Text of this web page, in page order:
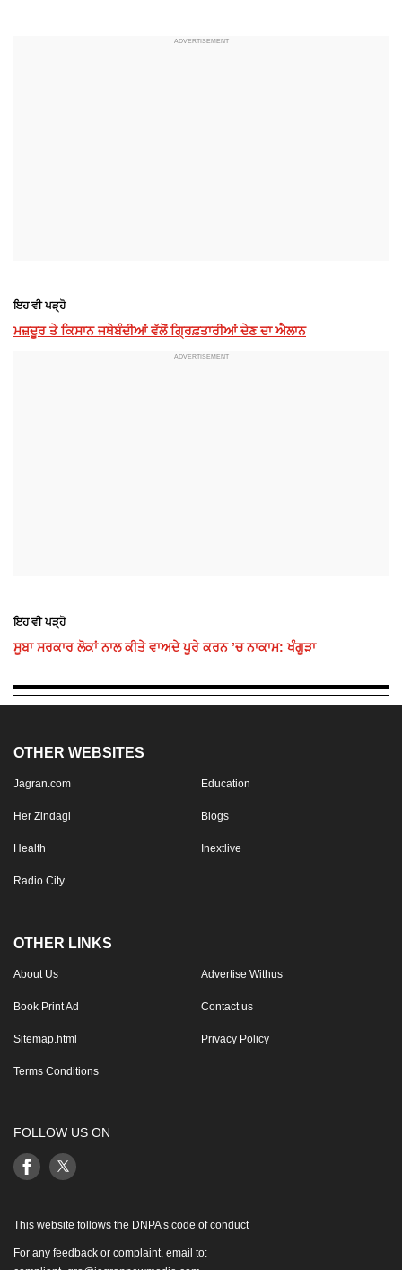
ਇਹ ਵੀ ਪੜ੍ਹੋ
ਮਜ਼ਦੂਰ ਤੇ ਕਿਸਾਨ ਜਥੇਬੰਦੀਆਂ ਵੱਲੋਂ ਗ੍ਰਿਫ਼ਤਾਰੀਆਂ ਦੇਣ ਦਾ ਐਲਾਨ
ਇਹ ਵੀ ਪੜ੍ਹੋ
ਸੂਬਾ ਸਰਕਾਰ ਲੋਕਾਂ ਨਾਲ ਕੀਤੇ ਵਾਅਦੇ ਪੂਰੇ ਕਰਨ ’ਚ ਨਾਕਾਮ: ਖੰਗੂੜਾ
OTHER WEBSITES
Jagran.com Education
Her Zindagi Blogs
Health Inextlive
Radio City
OTHER LINKS
About Us Advertise Withus
Book Print Ad Contact us
Sitemap.html Privacy Policy
Terms Conditions
FOLLOW US ON
This website follows the DNPA’s code of conduct
For any feedback or complaint, email to: